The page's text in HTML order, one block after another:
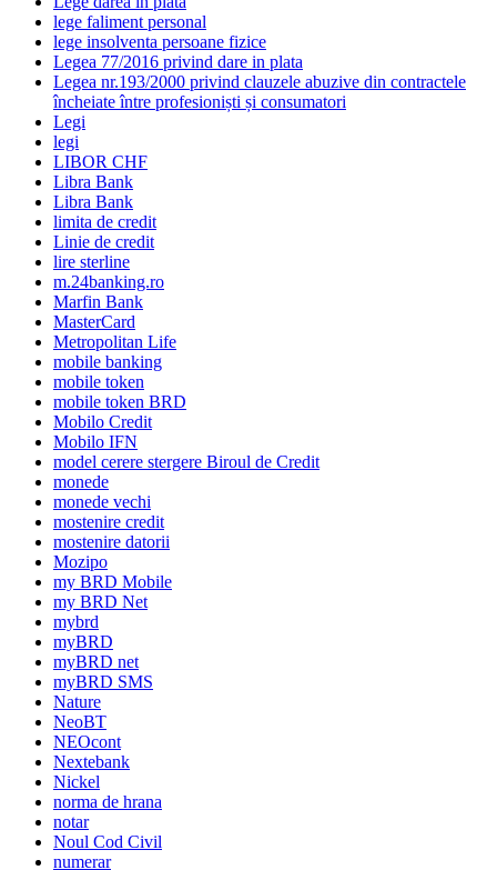
lege faliment personal
lege insolventa persoane fizice
Legea 77/2016 privind dare in plata
Legea nr.193/2000 privind clauzele abuzive din contractele
încheiate între profesioniști și consumatori
Legi
legi
LIBOR CHF
Libra Bank
Libra Bank
limita de credit
Linie de credit
lire sterline
m.24banking.ro
Marfin Bank
MasterCard
Metropolitan Life
mobile banking
mobile token
mobile token BRD
Mobilo Credit
Mobilo IFN
model cerere stergere Biroul de Credit
monede
monede vechi
mostenire credit
mostenire datorii
Mozipo
my BRD Mobile
my BRD Net
mybrd
myBRD
myBRD net
myBRD SMS
Nature
NeoBT
NEOcont
Nextebank
Nickel
norma de hrana
notar
Noul Cod Civil
numerar